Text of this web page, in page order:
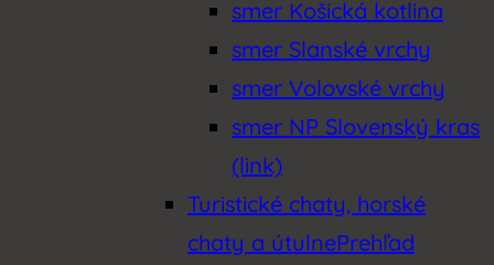
smer Košická kotlina
smer Slanské vrchy
smer Volovské vrchy
smer NP Slovenský kras
(link)
Turistické chaty, horské
chaty a útulnePrehľad